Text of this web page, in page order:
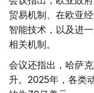
贸易机制、在欧亚
智能技术，以及进
相关机制。
会议还指出，哈萨
升。2025年，各类